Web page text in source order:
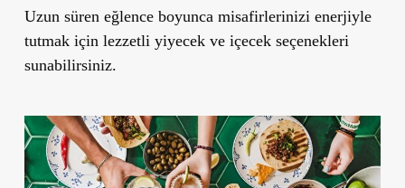
Uzun süren eğlence boyunca misafirlerinizi enerjiyle
tutmak için lezzetli yiyecek ve içecek seçenekleri
sunabilirsiniz.